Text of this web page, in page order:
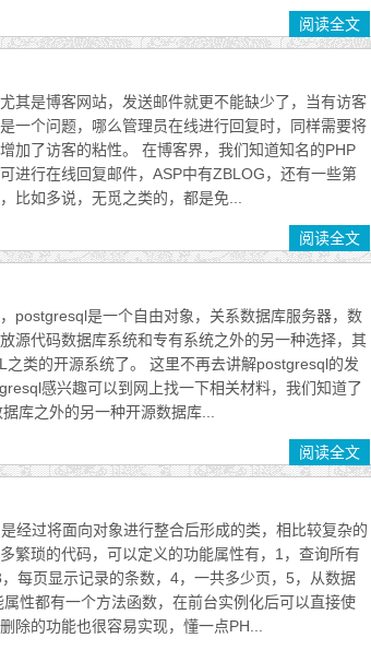
阅读全文
其是博客网站，发送邮件就更不能缺少了，当有访客
一个问题，哪么管理员在线进行回复时，同样需要将
加了访客的粘性。 在博客界，我们知道知名的PHP
进行在线回复邮件，ASP中有ZBLOG，还有一些第
比如多说，无觅之类的，都是免...
阅读全文
postgresql是一个自由对象，关系数据库服务器，数
源代码数据库系统和专有系统之外的另一种选择，其
类的开源系统了。 这里不再去讲解postgresql的发
感兴趣可以到网上找一下相关材料，我们知道了
库之外的另一种开源数据库...
阅读全文
经过将面向对象进行整合后形成的类，相比较复杂的
繁琐的代码，可以定义的功能属性有，1，查询所有
每页显示记录的条数，4，一共多少页，5，从数据
性都有一个方法函数，在前台实例化后可以直接使
除的功能也很容易实现，懂一点PH...